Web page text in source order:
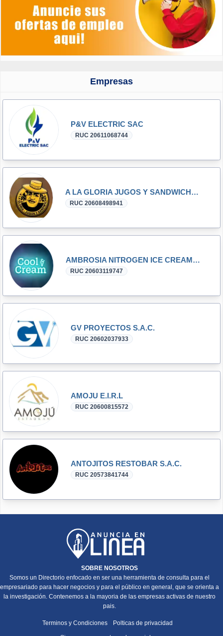
Empresas
P&V ELECTRIC SAC
RUC 20611068744
A LA GLORIA JUGOS Y SANDWICHS S.A.C.
RUC 20608498941
AMBROSIA NITROGEN ICE CREAM S.A.C.
RUC 20603119747
GV PROYECTOS S.A.C.
RUC 20602037933
AMOJU E.I.R.L
RUC 20600815572
ANTOJITOS RESTOBAR S.A.C.
RUC 20573841744
SOBRE NOSOTROS
Somos un Directorio enfocado en ser una herramienta de consulta para el
empresariado para hacer negocios y para el público en general, que se orienta a
la investigación. Contenemos a la mayoria de las empresas activas de nuestro
pais.
Terminos y Condiciones Polticas de privacidad